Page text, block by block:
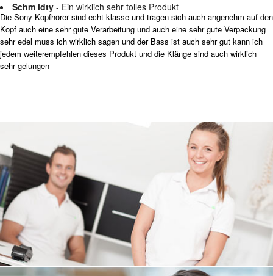
Schm idty - Ein wirklich sehr tolles Produkt
Die Sony Kopfhörer sind echt klasse und tragen sich auch angenehm auf den
Kopf auch eine sehr gute Verarbeitung und auch eine sehr gute Verpackung
sehr edel muss ich wirklich sagen und der Bass ist auch sehr gut kann ich
jedem weiterempfehlen dieses Produkt und die Klänge sind auch wirklich
sehr gelungen